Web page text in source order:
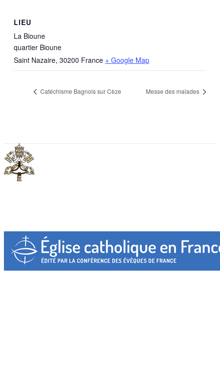
LIEU
La Bioune
quartier Bioune
Saint Nazaire, 30200 France + Google Map
Catéchisme Bagnols sur Cèze Messe des malades